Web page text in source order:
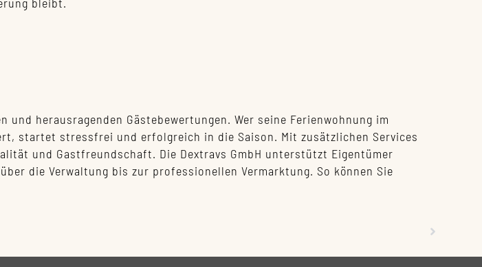
herausragenden Gästebewertungen. Wer seine Ferienwohnung im
startet stressfrei und erfolgreich in die Saison. Mit zusätzlichen Services
und Gastfreundschaft. Die Dextravs GmbH unterstützt Eigentümer
die Verwaltung bis zur professionellen Vermarktung. So können Sie
Nächster